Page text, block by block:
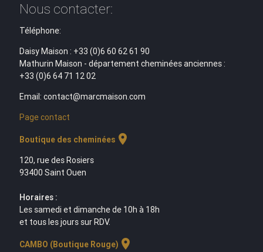
Nous contacter:
Téléphone:
Daisy Maison : +33 (0)6 60 62 61 90
Mathurin Maison - département cheminées anciennes :
+33 (0)6 64 71 12 02
Email: contact@marcmaison.com
Page contact
Boutique des cheminées location_on
120, rue des Rosiers
93400 Saint Ouen
Horaires :
Les samedi et dimanche de 10h à 18h
et tous les jours sur RDV.
CAMBO (Boutique Rouge) location_on